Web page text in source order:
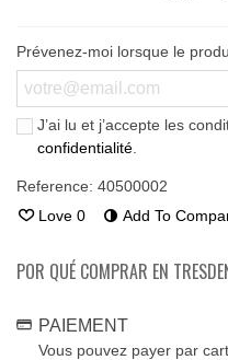
Prévenez-moi lorsque le
J’ai lu et j’accepte les
confidentialité
Reference: 40500002
Love 0 Add To
POR QUÉ COMPRAR EN
PAIEMENT
Vous pouvez payer par